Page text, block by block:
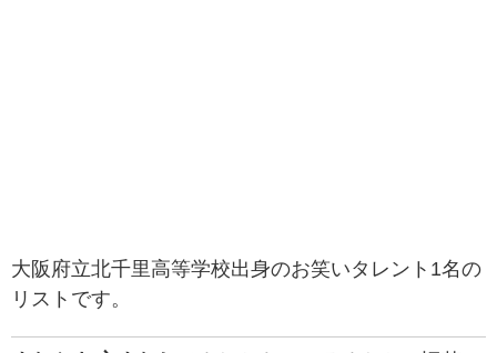
大阪府立北千里高等学校出身のお笑いタレント1名の
リストです。